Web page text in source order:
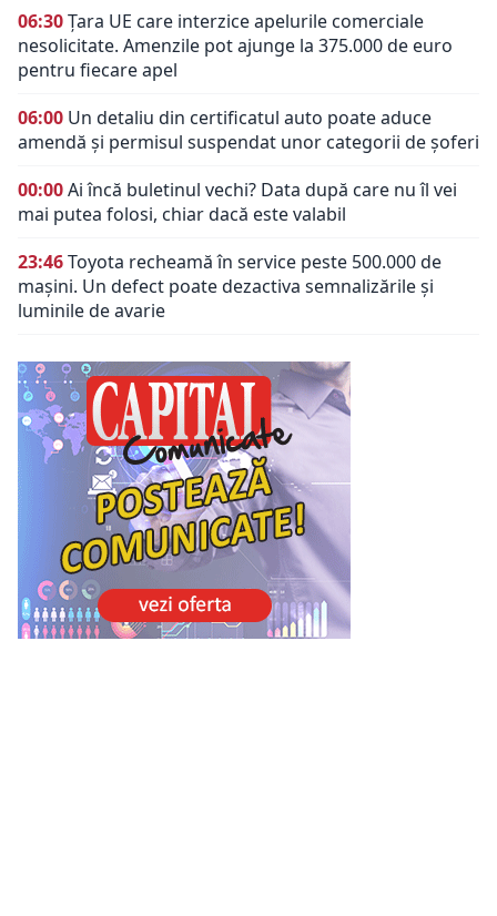
06:30Țara UE care interzice apelurile comerciale
nesolicitate. Amenzile pot ajunge la 375.000 de euro
pentru fiecare apel
06:00 Un detaliu din certificatul auto poate aduce
amendă și permisul suspendat unor categorii de șoferi
00:00Ai încă buletinul vechi? Data după care nu îl vei
mai putea folosi, chiar dacă este valabil
23:46Toyota recheamă în service peste 500.000 de
mașini. Un defect poate dezactiva semnalizările și
luminile de avarie